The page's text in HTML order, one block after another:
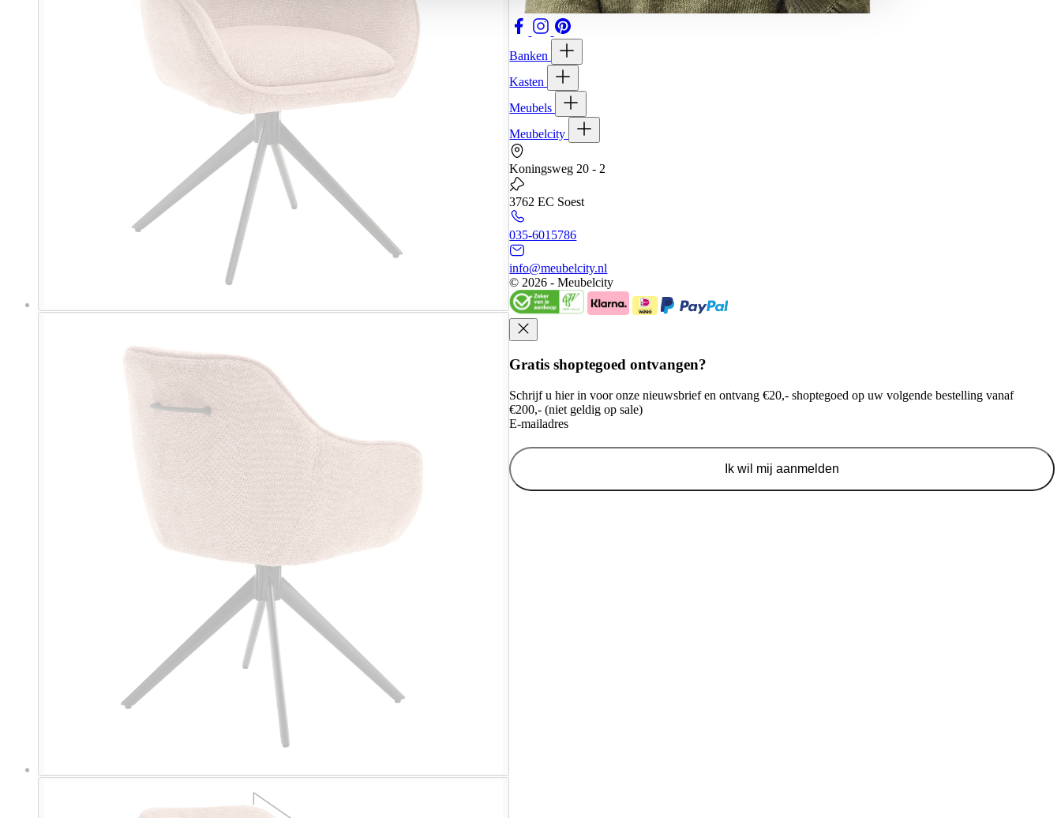
Banken
Kasten
Meubels
Meubelcity
Koningsweg 20 - 2
3762 EC Soest
035-6015786
info@meubelcity.nl
© 2026 - Meubelcity
Gratis shoptegoed ontvangen?
Schrijf u hier in voor onze nieuwsbrief en ontvang €20,- shoptegoed op uw volgende bestelling vanaf
€200,- (niet geldig op sale)
E-mailadres
Ik wil mij aanmelden